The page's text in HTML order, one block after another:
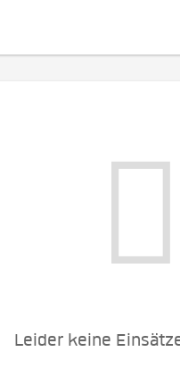
Leider keine